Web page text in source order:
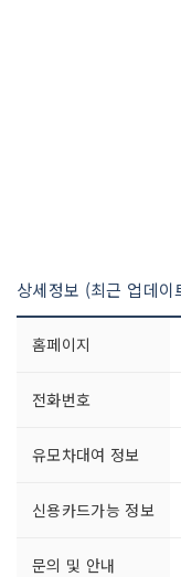
상세정보 (최근 업데이
홈페이지
전화번호
유모차대여 정보
신용카드가능 정보
문의 및 안내